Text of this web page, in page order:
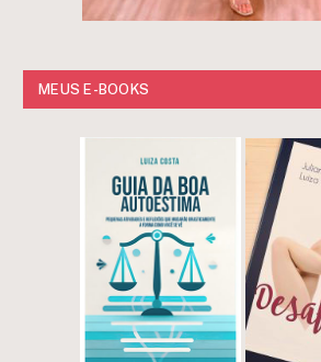
MEUS E-BOOKS